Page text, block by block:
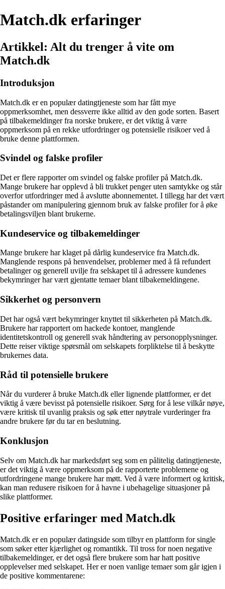
Match.dk erfaringer
Artikkel: Alt du trenger å vite om
Match.dk
Introduksjon
Match.dk er en populær datingtjeneste som har fått mye
oppmerksomhet, men dessverre ikke alltid av den gode sorten. Basert
på tilbakemeldinger fra norske brukere, er det viktig å være
oppmerksom på en rekke utfordringer og potensielle risikoer ved å
bruke denne plattformen.
Svindel og falske profiler
Det er flere rapporter om svindel og falske profiler på Match.dk.
Mange brukere har opplevd å bli trukket penger uten samtykke og står
overfor utfordringer med å avslutte abonnementet. I tillegg har det vært
påstander om manipulering gjennom bruk av falske profiler for å øke
betalingsviljen blant brukerne.
Kundeservice og tilbakemeldinger
Mange brukere har klaget på dårlig kundeservice fra Match.dk.
Manglende respons på henvendelser, problemer med å få refundert
betalinger og generell uvilje fra selskapet til å adressere kundenes
bekymringer har vært gjentatte temaer blant tilbakemeldingene.
Sikkerhet og personvern
Det har også vært bekymringer knyttet til sikkerheten på Match.dk.
Brukere har rapportert om hackede kontoer, manglende
identitetskontroll og generell svak håndtering av personopplysninger.
Dette reiser viktige spørsmål om selskapets forpliktelse til å beskytte
brukernes data.
Råd til potensielle brukere
Når du vurderer å bruke Match.dk eller lignende plattformer, er det
viktig å være bevisst på potensielle risikoer. Sørg for å lese vilkår nøye,
være kritisk til uvanlig praksis og søk etter nøytrale vurderinger fra
andre brukere før du tar en beslutning.
Konklusjon
Selv om Match.dk har markedsført seg som en pålitelig datingtjeneste,
er det viktig å være oppmerksom på de rapporterte problemene og
utfordringene mange brukere har møtt. Ved å være informert og kritisk,
kan man redusere risikoen for å havne i ubehagelige situasjoner på
slike plattformer.
Positive erfaringer med Match.dk
Match.dk er en populær datingside som tilbyr en plattform for single
som søker etter kjærlighet og romantikk. Til tross for noen negative
tilbakemeldinger, er det også flere brukere som har hatt positive
opplevelser med selskapet. Her er noen vanlige temaer som går igjen i
de positive kommentarene: